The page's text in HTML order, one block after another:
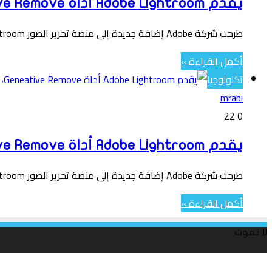
يقدم Adobe Lightroom أداة Geneative Remove، وهي أحدث أداة تستخدم Firefly AI
طرحت شركة Adobe إضافة جديدة إلى منصة تحرير الصور Lightroom الخاصة بها والتي تسمى Geneative Remove. إنه يستفيد من Firefly،…
أكمل القراءة »
تكنولوجيا
mrabi
0
يقدم Adobe Lightroom أداة Geneative Remove، وهي أحدث أداة تستخدم Firefly AI
طرحت شركة Adobe إضافة جديدة إلى منصة تحرير الصور Lightroom الخاصة بها والتي تسمى Geneative Remove. إنه يستفيد من Firefly،…
أكمل القراءة »
لا تفوت